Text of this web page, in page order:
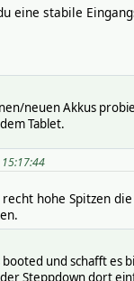
eine stabile
neuen Akkus
Tablet.
hohe Spitzen
und schafft
Steppdown dort